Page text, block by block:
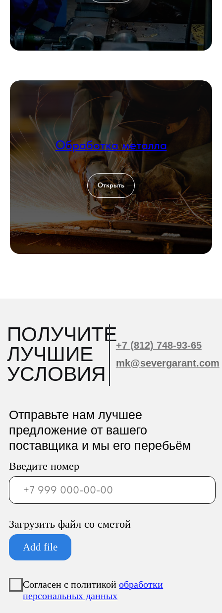
Обработка металла
Открыть
ООО «Север Гарант»
Юридический адрес:
196247, Санкт-Петербург г, вн.тер.г.
муниципальный округ
Новоизмайловское, пл. Конституции, д.
Фактический адрес: